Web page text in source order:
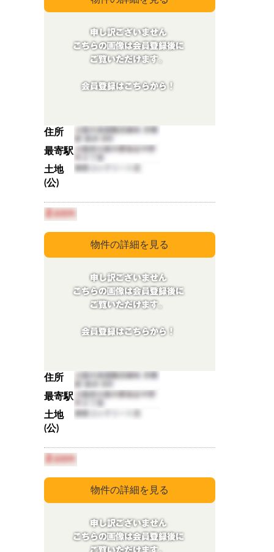
住所
最寄駅
土地
(公)
住所
最寄駅
土地
(公)